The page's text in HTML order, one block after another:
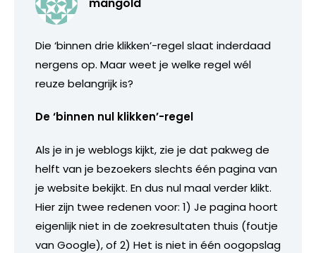
Die ‘binnen drie klikken’-regel slaat inderdaad
nergens op. Maar weet je welke regel wél
reuze belangrijk is?
De ‘binnen nul klikken’-regel
Als je in je weblogs kijkt, zie je dat pakweg de
helft van je bezoekers slechts één pagina van
je website bekijkt. En dus nul maal verder klikt.
Hier zijn twee redenen voor: 1) Je pagina hoort
eigenlijk niet in de zoekresultaten thuis (foutje
van Google), of 2) Het is niet in één oogopslag